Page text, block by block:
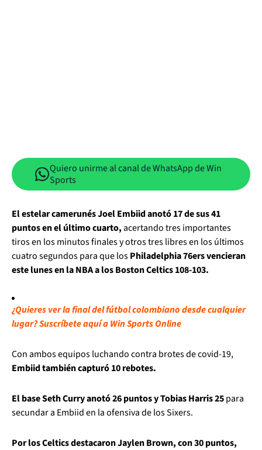
Quiero unirme al canal de WhatsApp de Win
Sports
El estelar camerunés Joel Embiid anotó 17 de sus 41
puntos en el último cuarto,acertando tres importantes
tiros en los minutos finales y otros tres libres en los últimos
cuatro segundos para que losPhiladelphia 76ers vencieran
este lunes en la NBA a los Boston Celtics 108-103.
¿Quieres ver la final del fútbol colombiano desde cualquier
lugar? Suscríbete aquí a Win Sports Online
Con ambos equipos luchando contra brotes de covid-19,
Embiid también capturó 10 rebotes.
El base Seth Curry anotó 26 puntos y Tobias Harris 25para
secundar a Embiid en la ofensiva de los Sixers.
Por los Celtics destacaron Jaylen Brown, con 30 puntos,